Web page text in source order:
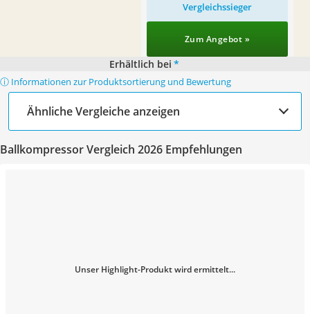
Vergleichssieger
Zum Angebot »
Erhältlich bei *
ⓘ Informationen zur Produktsortierung und Bewertung
Ähnliche Vergleiche anzeigen
Ballkompressor Vergleich 2026 Empfehlungen
Unser Highlight-Produkt wird ermittelt...